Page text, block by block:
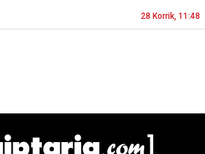
28 Korrik, 11:48